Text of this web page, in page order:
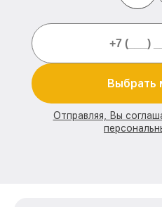
Выбрать
Отправляя, Вы